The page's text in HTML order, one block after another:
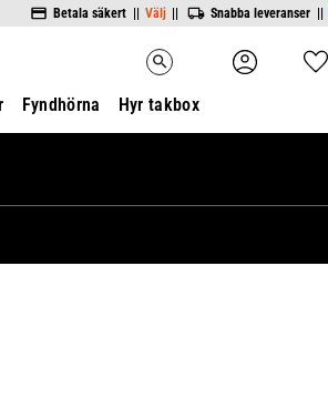
Betala säkert || Välj || Snabba leveranser ||
search
Fyndhörna Hyr takbox